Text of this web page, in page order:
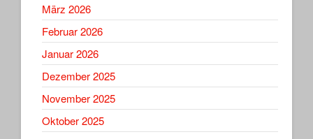
März 2026
Februar 2026
Januar 2026
Dezember 2025
November 2025
Oktober 2025